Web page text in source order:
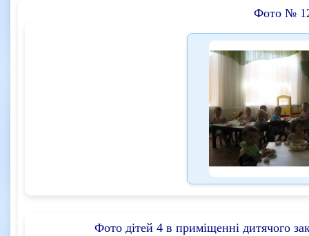
Фото №
Фото дітей 4 в приміщенні дитячого